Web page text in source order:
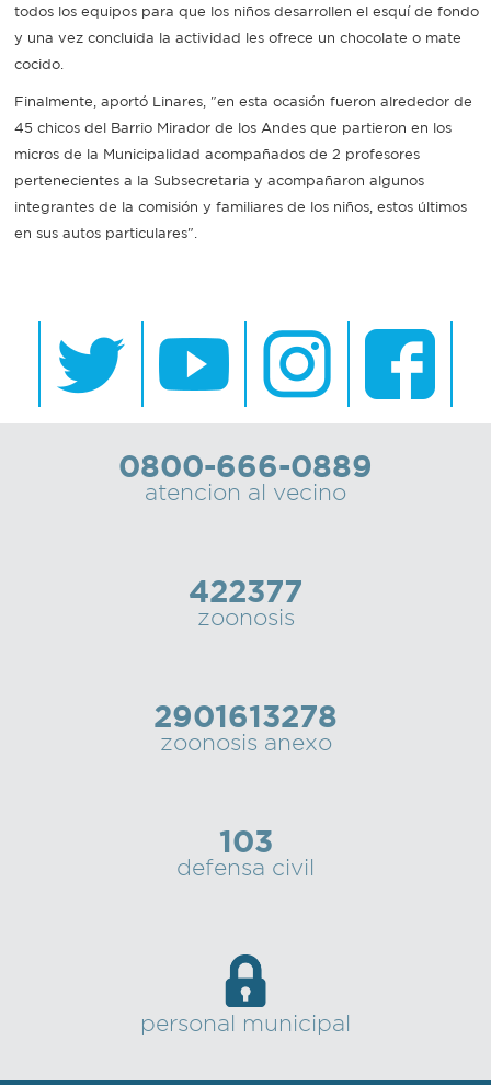
todos los equipos para que los niños desarrollen el esquí de fondo
y una vez concluida la actividad les ofrece un chocolate o mate
cocido.
Finalmente, aportó Linares, "en esta ocasión fueron alrededor de
45 chicos del Barrio Mirador de los Andes que partieron en los
micros de la Municipalidad acompañados de 2 profesores
pertenecientes a la Subsecretaria y acompañaron algunos
integrantes de la comisión y familiares de los niños, estos últimos
en sus autos particulares".
0800-666-0889
atencion al vecino
422377
zoonosis
2901613278
zoonosis anexo
103
defensa civil
personal municipal